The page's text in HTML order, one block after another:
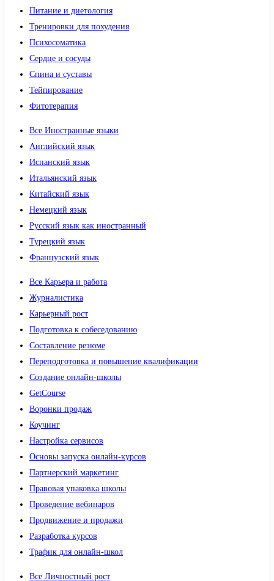
Питание и диетология
Тренировки для похудения
Психосоматика
Сердце и сосуды
Спина и суставы
Тейпирование
Фитотерапия
Все Иностранные языки
Английский язык
Испанский язык
Итальянский язык
Китайский язык
Немецкий язык
Русский язык как иностранный
Турецкий язык
Французский язык
Все Карьера и работа
Журналистика
Карьерный рост
Подготовка к собеседованию
Составление резюме
Переподготовка и повышение квалификации
Создание онлайн-школы
GetCourse
Воронки продаж
Коучинг
Настройка сервисов
Основы запуска онлайн-курсов
Партнерский маркетинг
Правовая упаковка школы
Проведение вебинаров
Продвижение и продажи
Разработка курсов
Трафик для онлайн-школ
Все Личностный рост